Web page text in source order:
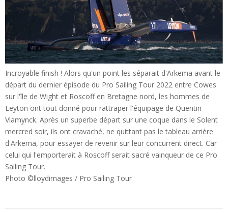
Incroyable finish ! Alors qu'un point les séparait d'Arkema avant le
départ du dernier épisode du Pro Sailing Tour 2022 entre Cowes
sur l'île de Wight et Roscoff en Bretagne nord, les hommes de
Leyton ont tout donné pour rattraper l'équipage de Quentin
Vlamynck. Après un superbe départ sur une coque dans le Solent
mercred soir, ils ont cravaché, ne quittant pas le tableau arrière
d'Arkema, pour essayer de revenir sur leur concurrent direct. Car
celui qui l'emporterait à Roscoff serait sacré vainqueur de ce Pro
Sailing Tour.
Photo ©lloydimages / Pro Sailing Tour